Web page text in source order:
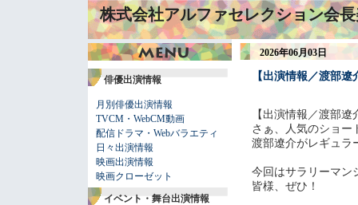
株式会社アルファセレクション会
俳優出演情報
月別俳優出演情報
TVCM・WebCM動画
配信ドラマ・Webバラエティ
日々出演情報
映画出演情報
映画クローゼット
イベント・舞台出演情報
2026年06月03日
【出演情報／渡部
【出演情報／渡部遼
さぁ、人気のショ
渡部遼介がレギュラ
今回はサラリーマン
皆様、ぜひ！